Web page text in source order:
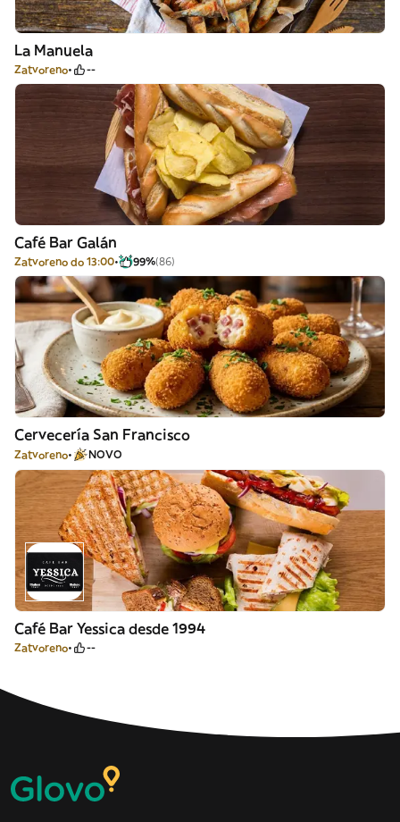
La Manuela
Zatvoreno --
Café Bar Galán
Zatvoreno do 13:00 99%(86)
Cervecería San Francisco
Zatvoreno NOVO
Café Bar Yessica desde 1994
Zatvoreno --